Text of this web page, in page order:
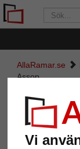
Vi
AllaRamar.se
Assop